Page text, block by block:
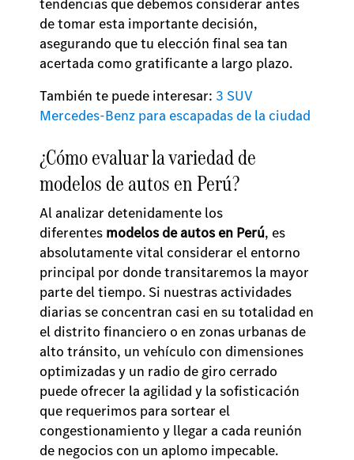
de tomar esta importante decisión,
asegurando que tu elección final sea tan
acertada como gratificante a largo plazo.
También te puede interesar: 3 SUV
Mercedes-Benz para escapadas de la ciudad
¿Cómo evaluar la variedad de
modelos de autos en Perú?
Al analizar detenidamente los
diferentes modelos de autos en Perú, es
absolutamente vital considerar el entorno
principal por donde transitaremos la mayor
parte del tiempo. Si nuestras actividades
diarias se concentran casi en su totalidad en
el distrito financiero o en zonas urbanas de
alto tránsito, un vehículo con dimensiones
optimizadas y un radio de giro cerrado
puede ofrecer la agilidad y la sofisticación
que requerimos para sortear el
congestionamiento y llegar a cada reunión
de negocios con un aplomo impecable.